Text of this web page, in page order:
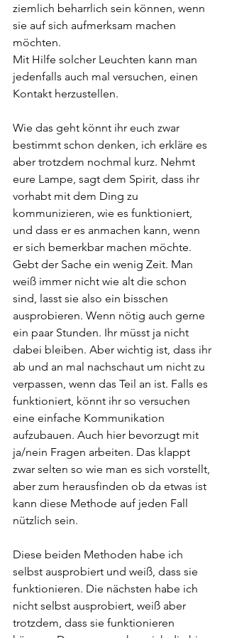
ziemlich beharrlich sein können, wenn
sie auf sich aufmerksam machen
möchten.
Mit Hilfe solcher Leuchten kann man
jedenfalls auch mal versuchen, einen
Kontakt herzustellen.
Wie das geht könnt ihr euch zwar
bestimmt schon denken, ich erkläre es
aber trotzdem nochmal kurz. Nehmt
eure Lampe, sagt dem Spirit, dass ihr
vorhabt mit dem Ding zu
kommunizieren, wie es funktioniert,
und dass er es anmachen kann, wenn
er sich bemerkbar machen möchte.
Gebt der Sache ein wenig Zeit. Man
weiß immer nicht wie alt die schon
sind, lasst sie also ein bisschen
ausprobieren. Wenn nötig auch gerne
ein paar Stunden. Ihr müsst ja nicht
dabei bleiben. Aber wichtig ist, dass ihr
ab und an mal nachschaut um nicht zu
verpassen, wenn das Teil an ist. Falls es
funktioniert, könnt ihr so versuchen
eine einfache Kommunikation
aufzubauen. Auch hier bevorzugt mit
ja/nein Fragen arbeiten. Das klappt
zwar selten so wie man es sich vorstellt,
aber zum herausfinden ob da etwas ist
kann diese Methode auf jeden Fall
nützlich sein.
Diese beiden Methoden habe ich
selbst ausprobiert und weiß, dass sie
funktionieren. Die nächsten habe ich
nicht selbst ausprobiert, weiß aber
trotzdem, dass sie funktionieren